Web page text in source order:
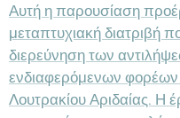
Αυτή η παρουσίαση
μεταπτυχιακή διατριβή
διερεύνηση των
ενδιαφερόμενων
Λουτρακίου Αριδαίας. Η